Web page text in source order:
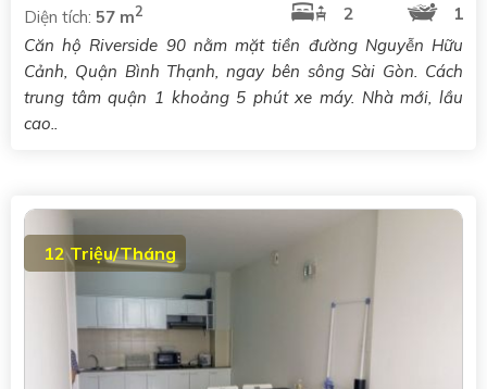
Diện tích: 57 m2 2
1
Căn hộ Riverside 90 nằm mặt tiền đường Nguyễn Hữu
Cảnh, Quận Bình Thạnh, ngay bên sông Sài Gòn. Cách
trung tâm quận 1 khoảng 5 phút xe máy. Nhà mới, lầu
cao..
12 Triệu/Tháng